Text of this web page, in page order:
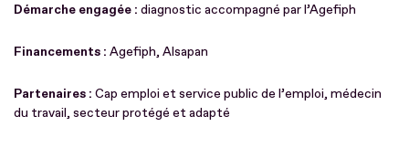
Démarche engagée : diagnostic accompagné par l’Agefiph
Financements : Agefiph, Alsapan
Partenaires : Cap emploi et service public de l’emploi, médecin
du travail, secteur protégé et adapté